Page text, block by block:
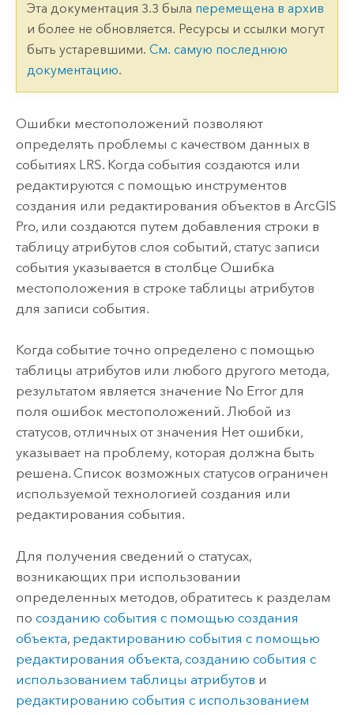
Эта документация 3.3 была перемещена в архив
и более не обновляется. Ресурсы и ссылки могут
быть устаревшими. См. самую последнюю
документацию.
Ошибки местоположений позволяют
определять проблемы с качеством данных в
событиях LRS. Когда события создаются или
редактируются с помощью инструментов
создания или редактирования объектов в ArcGIS
Pro, или создаются путем добавления строки в
таблицу атрибутов слоя событий, статус записи
события указывается в столбце Ошибка
местоположения в строке таблицы атрибутов
для записи события.
Когда событие точно определено с помощью
таблицы атрибутов или любого другого метода,
результатом является значение No Error для
поля ошибок местоположений. Любой из
статусов, отличных от значения Нет ошибки,
указывает на проблему, которая должна быть
решена. Список возможных статусов ограничен
используемой технологией создания или
редактирования события.
Для получения сведений о статусах,
возникающих при использовании
определенных методов, обратитесь к разделам
по созданию события с помощью создания
объекта, редактированию события с помощью
редактирования объекта, созданию события с
использованием таблицы атрибутов и
редактированию события с использованием